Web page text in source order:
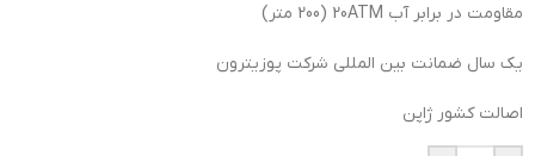
مقاومت در برابر آب 20ATM (200 متر)
یک سال ضمانت بین المللی شرکت پوزیترون
اصالت کشور ژاپن